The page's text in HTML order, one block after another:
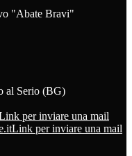
"Abate Bravi"
al Serio (BG)
per inviare una mail
Link per inviare una mail